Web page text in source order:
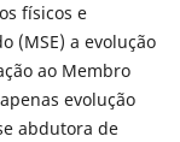
físicos e
(MSE) a evolução
ao Membro
evolução
abdutora de